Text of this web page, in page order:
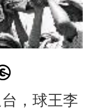
，球王李